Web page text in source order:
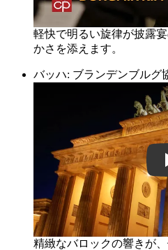
軽快で明るい旋律が披露
かさを添えます。
バッハ: ブランデンブルグ
精緻なバロックの響きが